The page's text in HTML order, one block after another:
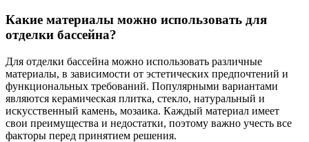
Какие материалы можно использовать для
отделки бассейна?
Для отделки бассейна можно использовать различные
материалы, в зависимости от эстетических предпочтений и
функциональных требований. Популярными вариантами
являются керамическая плитка, стекло, натуральный и
искусственный камень, мозаика. Каждый материал имеет
свои преимущества и недостатки, поэтому важно учесть все
факторы перед принятием решения.